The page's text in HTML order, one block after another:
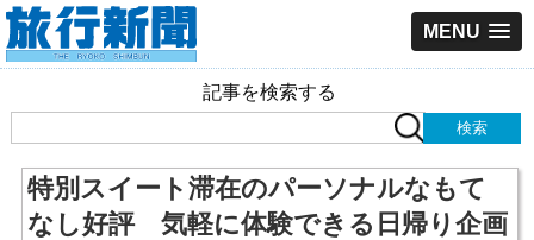
MENU
記事を検索する
特別スイート滞在のパーソナルなもて
なし好評 気軽に体験できる日帰り企画